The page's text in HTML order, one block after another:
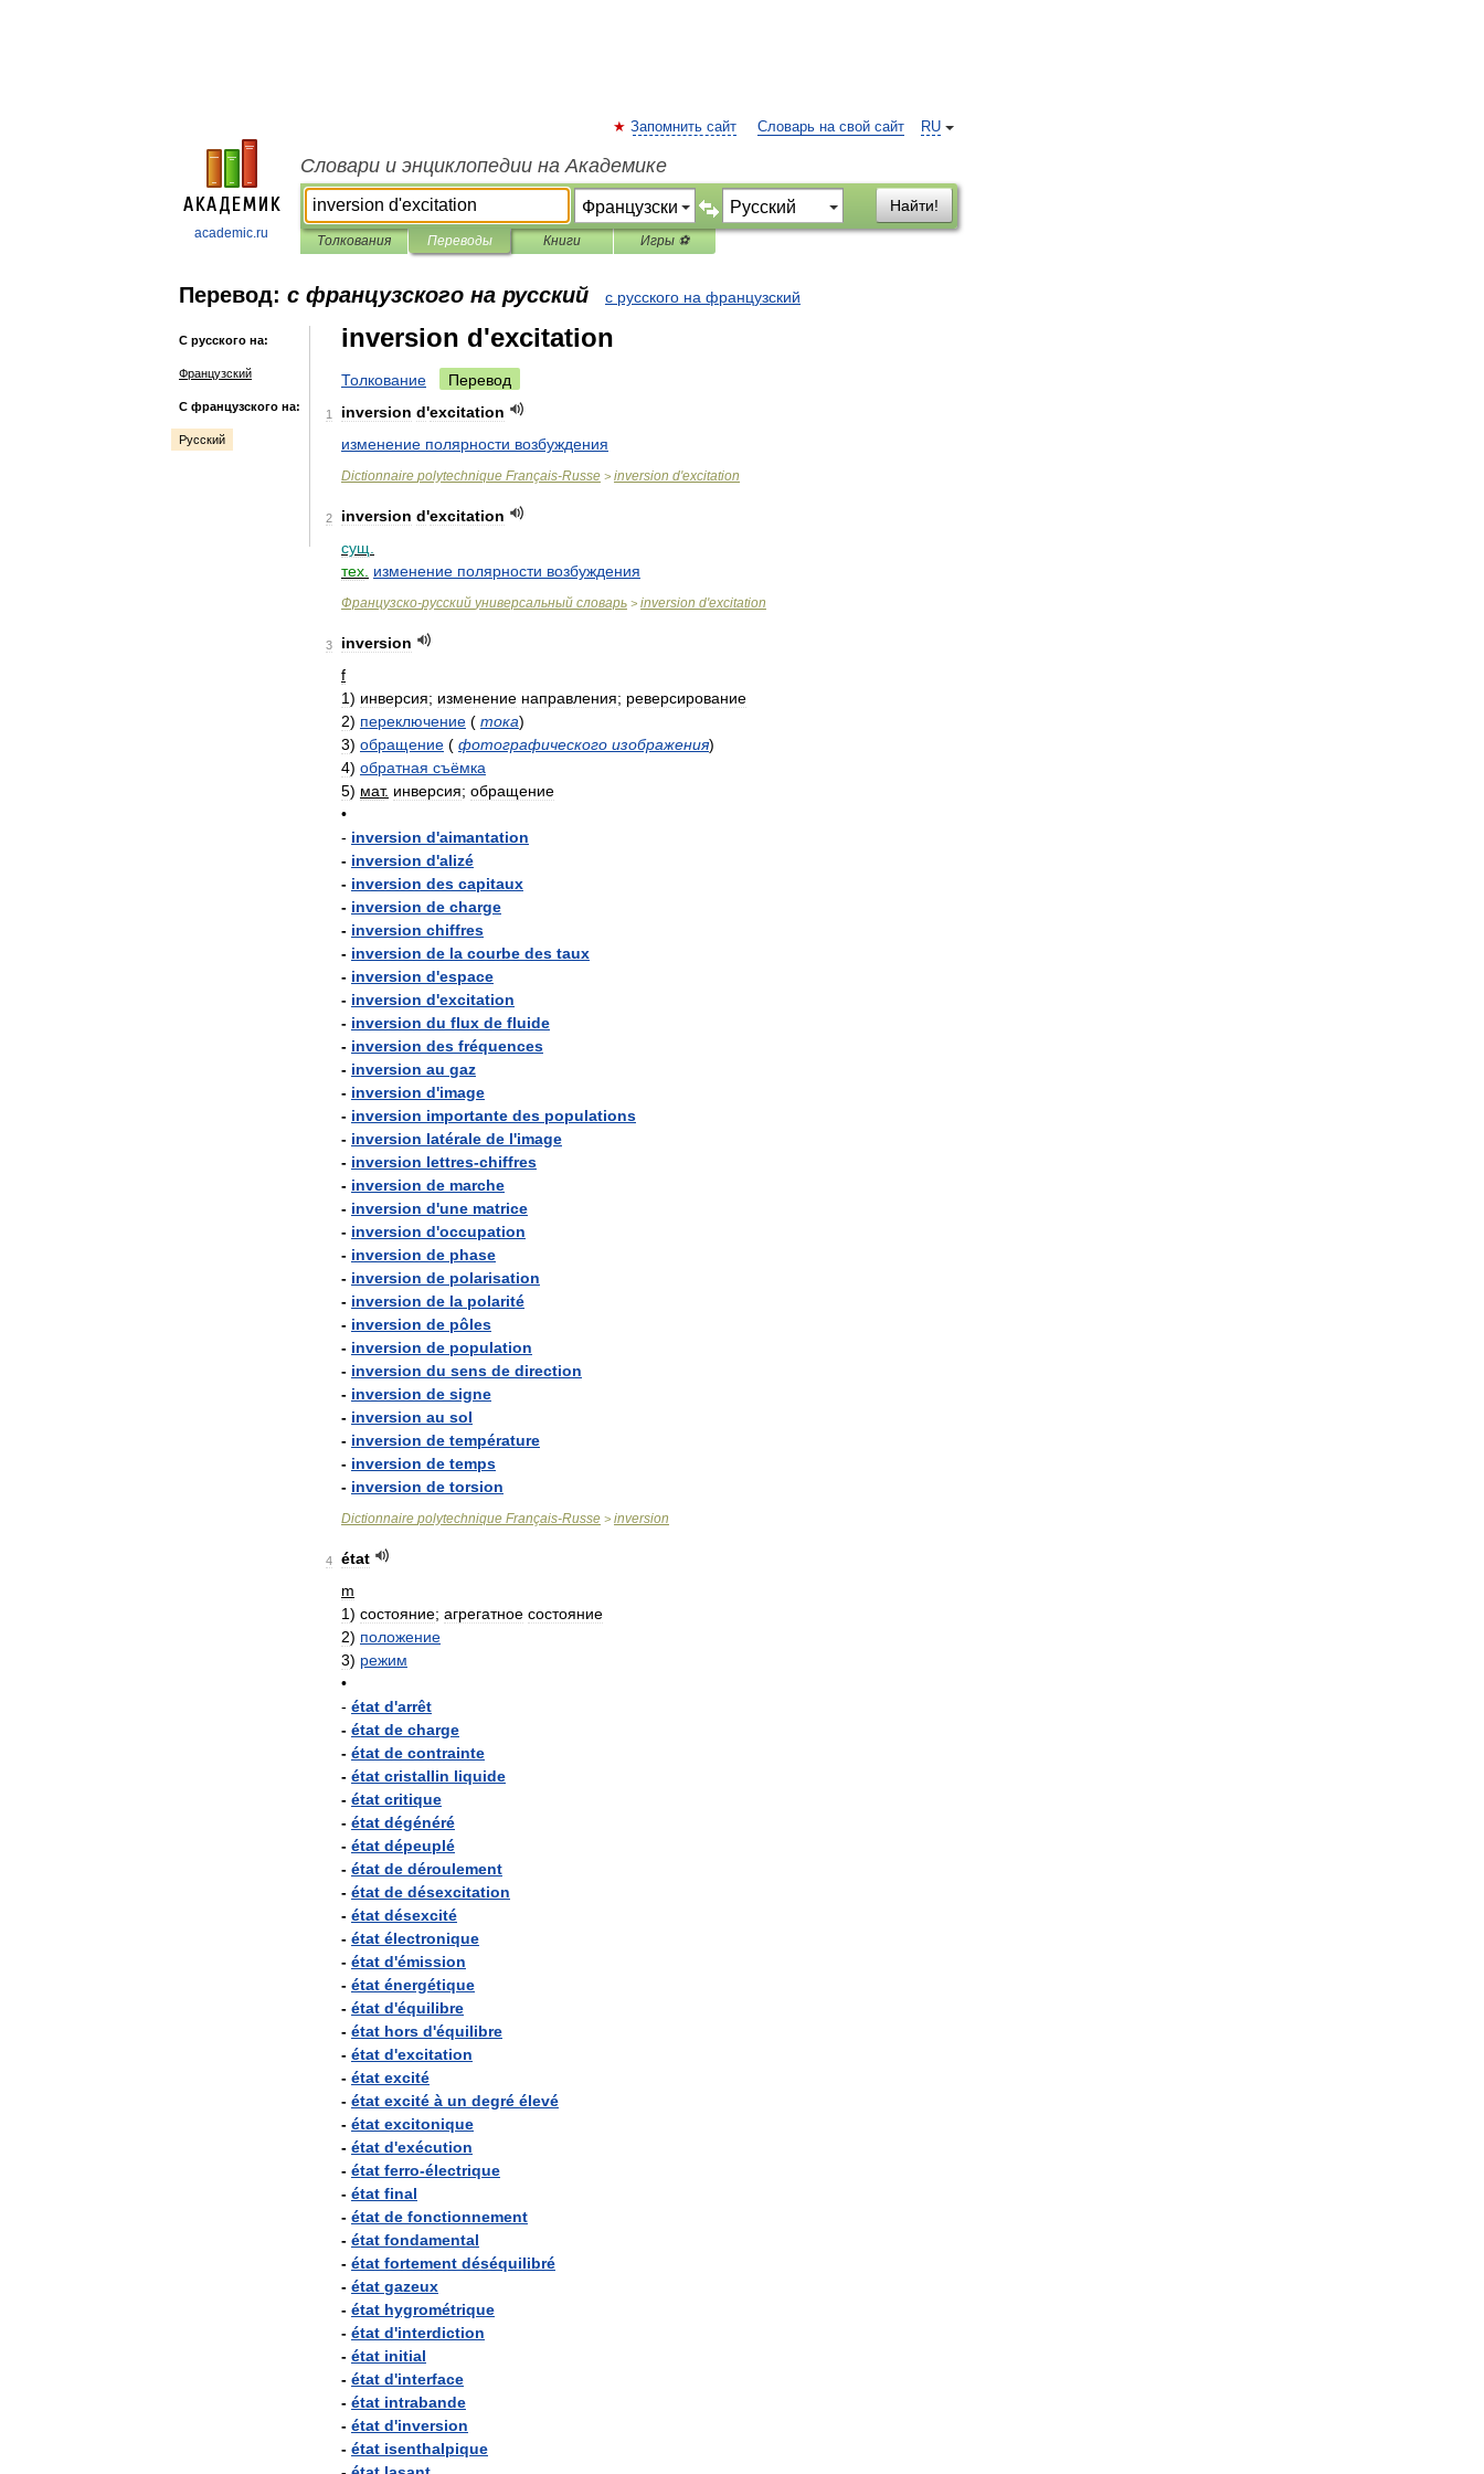
academic.ru
RU
Запомнить сайт Словарь на свой сайт
Словари и энциклопедии на Академике
Найти!
Толкования Переводы Книги Игры ⚽
Перевод: с французского на русский с русского на французский
С русского на:
Французский
С французского на:
Русский
inversion d'excitation
Толкование Перевод
1 inversion d'excitation
изменение полярности возбуждения
Dictionnaire polytechnique Français-Russe > inversion d'excitation
2 inversion d'excitation
сущ
тех изменение полярности возбуждения
Французско-русский универсальный словарь > inversion d'excitation
3
inversion
f
1) инверсия; изменение направления; реверсирование
2) переключение ( тока)
3) обращение ( фотографического изображения)
4) обратная съёмка
5) мат. инверсия; обращение
•
- inversion d'aimantation
- inversion d'alizé
- inversion des capitaux
- inversion de charge
- inversion chiffres
- inversion de la courbe des taux
- inversion d'espace
- inversion d'excitation
- inversion du flux de fluide
- inversion des fréquences
- inversion au gaz
- inversion d'image
- inversion importante des populations
- inversion latérale de l'image
- inversion lettres-chiffres
- inversion de marche
- inversion d'une matrice
- inversion d'occupation
- inversion de phase
- inversion de polarisation
- inversion de la polarité
- inversion de pôles
- inversion de population
- inversion du sens de direction
- inversion de signe
- inversion au sol
- inversion de température
- inversion de temps
- inversion de torsion
Dictionnaire polytechnique Français-Russe > inversion
4
état
m
1) состояние; агрегатное состояние
2) положение
3) режим
•
- état d'arrêt
- état de charge
- état de contrainte
- état cristallin liquide
- état critique
- état dégénéré
- état dépeuplé
- état de déroulement
- état de désexcitation
- état désexcité
- état électronique
- état d'émission
- état énergétique
- état d'équilibre
- état hors d'équilibre
- état d'excitation
- état excité
- état excité à un degré élevé
- état excitonique
- état d'exécution
- état ferro-électrique
- état final
- état de fonctionnement
- état fondamental
- état fortement déséquilibré
- état gazeux
- état hygrométrique
- état d'interdiction
- état initial
- état d'interface
- état intrabande
- état d'inversion
- état isenthalpique